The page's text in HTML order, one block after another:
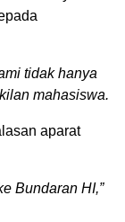
tidak hanya
mahasiswa.
aparat
Bundaran HI,”